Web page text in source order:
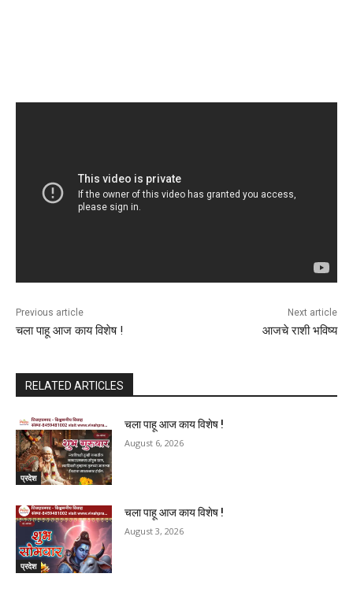
Previous article
चला पाहू आज काय विशेष !
Next article
आजचे राशी भविष्य
RELATED ARTICLES
प्रदेश
चला पाहू आज काय विशेष !
August 6, 2026
प्रदेश
चला पाहू आज काय विशेष !
August 3, 2026